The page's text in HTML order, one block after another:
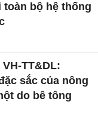
toàn bộ hệ thống
TT&DL:
sắc của nông
do bê tông